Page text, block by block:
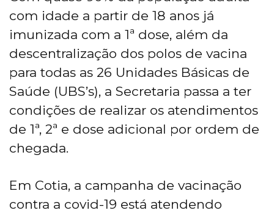
com idade a partir de 18 anos já
imunizada com a 1ª dose, além da
descentralização dos polos de vacina
para todas as 26 Unidades Básicas de
Saúde (UBS’s), a Secretaria passa a ter
condições de realizar os atendimentos
de 1ª, 2ª e dose adicional por ordem de
chegada.
Em Cotia, a campanha de vacinação
contra a covid-19 está atendendo